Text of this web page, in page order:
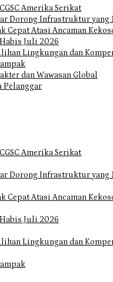
Amerika Serikat
Dorong Infrastruktur yang
Atasi Ancaman
Juli 2026
Lingkungan dan
dan Wawasan Global
Pelanggar
Amerika Serikat
Dorong Infrastruktur yang
Atasi Ancaman
Juli 2026
Lingkungan dan